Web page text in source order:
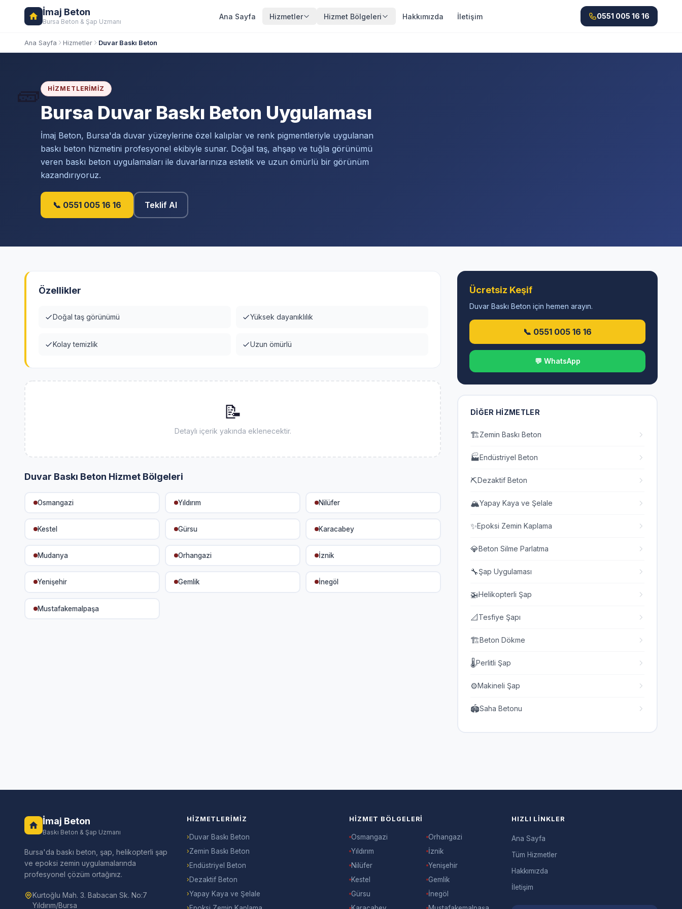
İmaj Beton
Bursa Beton & Şap Uzmanı
Ana Sayfa Hizmetler Hizmet Bölgeleri Hakkımızda İletişim 0551 005 16 16
Ana Sayfa Hizmetler Duvar Baskı Beton
🧱 HIZMETLERIMIZ
Bursa Duvar Baskı Beton Uygulaması
İmaj Beton, Bursa'da duvar yüzeylerine özel kalıplar ve renk pigmentleriyle uygulanan
baskı beton hizmetini profesyonel ekibiyle sunar. Doğal taş, ahşap ve tuğla görünümü
veren baskı beton uygulamaları ile duvarlarınıza estetik ve uzun ömürlü bir görünüm
kazandırıyoruz.
📞 0551 005 16 16 Teklif Al
Özellikler
Doğal taş görünümü Yüksek dayanıklılık
Kolay temizlik Uzun ömürlü
📝
Detaylı içerik yakında eklenecektir.
Duvar Baskı Beton Hizmet Bölgeleri
Osmangazi Yıldırım Nilüfer
Kestel Gürsu Karacabey
Mudanya Orhangazi İznik
Yenişehir Gemlik İnegöl
Mustafakemalpaşa
Ücretsiz Keşif
Duvar Baskı Beton için hemen arayın.
📞 0551 005 16 16
💬 WhatsApp
DIĞER HIZMETLER
🏗️Zemin Baskı Beton
🏭Endüstriyel Beton
⛏️Dezaktif Beton
🏔️Yapay Kaya ve Şelale
✨Epoksi Zemin Kaplama
💎Beton Silme Parlatma
🔧Şap Uygulaması
🚁Helikopterli Şap
📐 Tesfiye Şapı
🏗️Beton Dökme
🌡️Perlitli Şap
⚙️Makineli Şap
🏟️Saha Betonu
İmaj Beton
Baskı Beton & Şap Uzmanı
Bursa'da baskı beton, şap, helikopterli şap
ve epoksi zemin uygulamalarında
profesyonel çözüm ortağınız.
Kurtoğlu Mah. 3. Babacan Sk. No:7
Yıldırım/Bursa
HIZMETLERIMIZ
› Duvar Baskı Beton
›Zemin Baskı Beton
› Endüstriyel Beton
› Dezaktif Beton
›Yapay Kaya ve Şelale
HIZMET BÖLGELERI
Osmangazi
Yıldırım
Nilüfer
Kestel
Gürsu
Orhangazi
İznik
Yenişehir
Gemlik
İnegöl
HIZLI LINKLER
Ana Sayfa
Tüm Hizmetler
Hakkımızda
İletişim